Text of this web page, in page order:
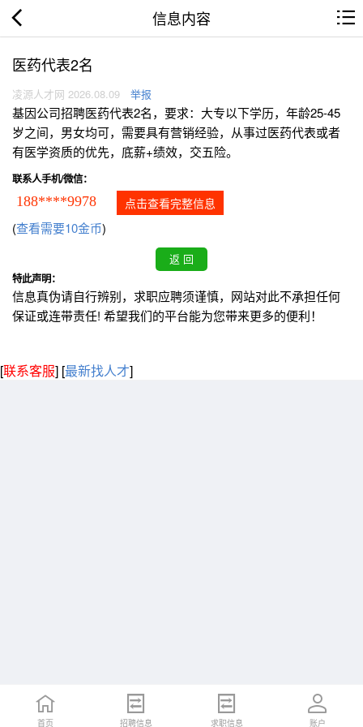
信息内容
医药代表2名
凌源人才网 2026.08.09 举报
基因公司招聘医药代表2名，要求：大专以下学历，年龄25-45
岁之间，男女均可，需要具有营销经验，从事过医药代表或者
有医学资质的优先，底薪+绩效，交五险。
联系人手机/微信：
188****9978 点击查看完整信息
(查看需要10金币)
特此声明：
信息真伪请自行辨别，求职应聘须谨慎，网站对此不承担任何
保证或连带责任! 希望我们的平台能为您带来更多的便利！
[联系客服] [最新找人才]
首页 招聘信息 求职信息 账户